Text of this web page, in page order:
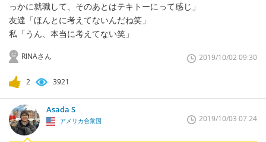
っかに就職して、そのあとはテキトーにって感じ」
友達「ほんとに考えてないんだね笑」
私「うん、本当に考えてない笑」
RINAさん 2019/10/02 09:30
2 3921
Asada S
アメリカ合衆国 2019/10/03 07:24